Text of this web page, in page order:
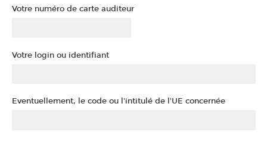
Votre numéro de carte auditeur
Votre login ou identifiant
Eventuellement, le code ou l'intitulé de l'UE concernée